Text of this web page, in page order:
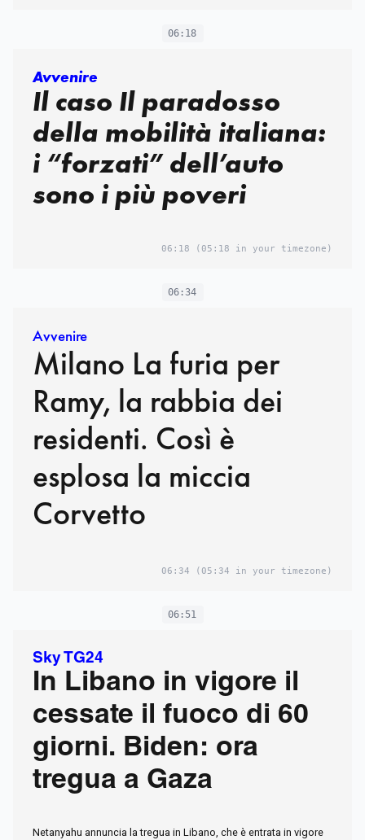
06:18
Avvenire
Il caso Il paradosso
della mobilità italiana:
i “forzati” dell’auto
sono i più poveri
06:18 (05:18 in your timezone)
06:34
Avvenire
Milano La furia per
Ramy, la rabbia dei
residenti. Così è
esplosa la miccia
Corvetto
06:34 (05:34 in your timezone)
06:51
Sky TG24
In Libano in vigore il
cessate il fuoco di 60
giorni. Biden: ora
tregua a Gaza
Netanyahu annuncia la tregua in Libano, che è entrata in vigore